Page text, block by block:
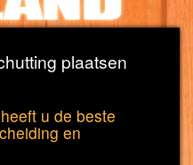
plaatsen
u de beste
en